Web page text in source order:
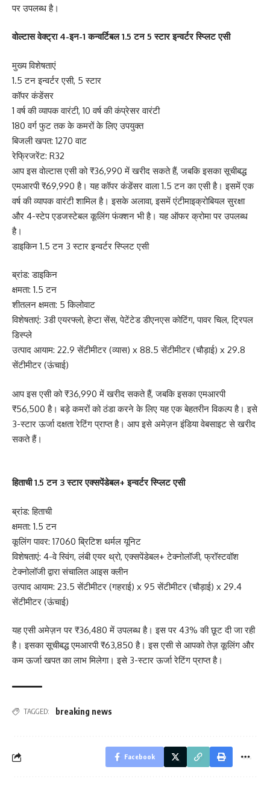
पर उपलब्ध है।
वोल्टास वेक्ट्रा 4-इन-1 कन्वर्टिबल 1.5 टन 5 स्टार इन्वर्टर स्प्लिट एसी
मुख्य विशेषताएं
1.5 टन इन्वर्टर एसी, 5 स्टार
कॉपर कंडेंसर
1 वर्ष की व्यापक वारंटी, 10 वर्ष की कंप्रेसर वारंटी
180 वर्ग फुट तक के कमरों के लिए उपयुक्त
बिजली खपत: 1270 वाट
रेफ्रिजरेंट: R32
आप इस वोल्टास एसी को ₹36,990 में खरीद सकते हैं, जबकि इसका सूचीबद्ध
एमआरपी ₹69,990 है। यह कॉपर कंडेंसर वाला 1.5 टन का एसी है। इसमें एक
वर्ष की व्यापक वारंटी शामिल है। इसके अलावा, इसमें एंटीमाइक्रोबियल सुरक्षा
और 4-स्टेप एडजस्टेबल कूलिंग फंक्शन भी है। यह ऑफर क्रोमा पर उपलब्ध
है।
डाइकिन 1.5 टन 3 स्टार इन्वर्टर स्प्लिट एसी
ब्रांड: डाइकिन
क्षमता: 1.5 टन
शीतलन क्षमता: 5 किलोवाट
विशेषताएं: 3डी एयरफ्लो, हेप्टा सेंस, पेटेंटेड डीएनएस कोटिंग, पावर चिल, ट्रिपल
डिस्प्ले
उत्पाद आयाम: 22.9 सेंटीमीटर (व्यास) x 88.5 सेंटीमीटर (चौड़ाई) x 29.8
सेंटीमीटर (ऊंचाई)
आप इस एसी को ₹36,990 में खरीद सकते हैं, जबकि इसका एमआरपी
₹56,500 है। बड़े कमरों को ठंडा करने के लिए यह एक बेहतरीन विकल्प है। इसे
3-स्टार ऊर्जा दक्षता रेटिंग प्राप्त है। आप इसे अमेज़न इंडिया वेबसाइट से खरीद
सकते हैं।
हिताची 1.5 टन 3 स्टार एक्सपेंडेबल+ इन्वर्टर स्प्लिट एसी
ब्रांड: हिताची
क्षमता: 1.5 टन
कूलिंग पावर: 17060 ब्रिटिश थर्मल यूनिट
विशेषताएं: 4-वे स्विंग, लंबी एयर थ्रो, एक्सपेंडेबल+ टेक्नोलॉजी, फ्रॉस्टवॉश
टेक्नोलॉजी द्वारा संचालित आइस क्लीन
उत्पाद आयाम: 23.5 सेंटीमीटर (गहराई) x 95 सेंटीमीटर (चौड़ाई) x 29.4
सेंटीमीटर (ऊंचाई)
यह एसी अमेज़न पर ₹36,480 में उपलब्ध है। इस पर 43% की छूट दी जा रही
है। इसका सूचीबद्ध एमआरपी ₹63,850 है। इस एसी से आपको तेज़ कूलिंग और
कम ऊर्जा खपत का लाभ मिलेगा। इसे 3-स्टार ऊर्जा रेटिंग प्राप्त है।
TAGGED: breaking news
Facebook